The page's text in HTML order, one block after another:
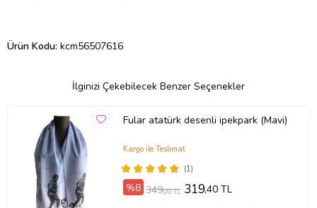
Ürün Kodu: kcm56507616
İlginizi Çekebilecek Benzer Seçenekler
Fular atatürk desenli ipekpark (Mavi)
(1)
Kargo ile Teslimat
%8 349,00 TL 319,40 TL